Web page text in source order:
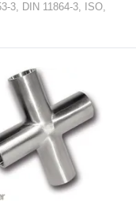
3, DIN 11864-3, ISO,